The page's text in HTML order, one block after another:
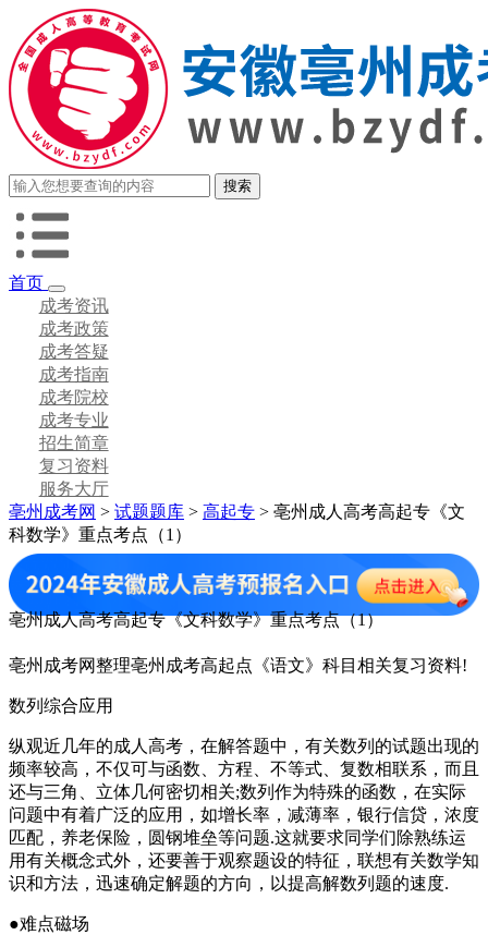
首页
成考资讯
成考政策
成考答疑
成考指南
成考院校
成考专业
招生简章
复习资料
服务大厅
亳州成考网 > 试题题库 > 高起专 > 亳州成人高考高起专《文
科数学》重点考点（1）
亳州成人高考高起专《文科数学》重点考点（1）
亳州成考网整理亳州成考高起点《语文》科目相关复习资料!
数列综合应用
纵观近几年的成人高考，在解答题中，有关数列的试题出现的
频率较高，不仅可与函数、方程、不等式、复数相联系，而且
还与三角、立体几何密切相关;数列作为特殊的函数，在实际
问题中有着广泛的应用，如增长率，减薄率，银行信贷，浓度
匹配，养老保险，圆钢堆垒等问题.这就要求同学们除熟练运
用有关概念式外，还要善于观察题设的特征，联想有关数学知
识和方法，迅速确定解题的方向，以提高解数列题的速度.
●难点磁场